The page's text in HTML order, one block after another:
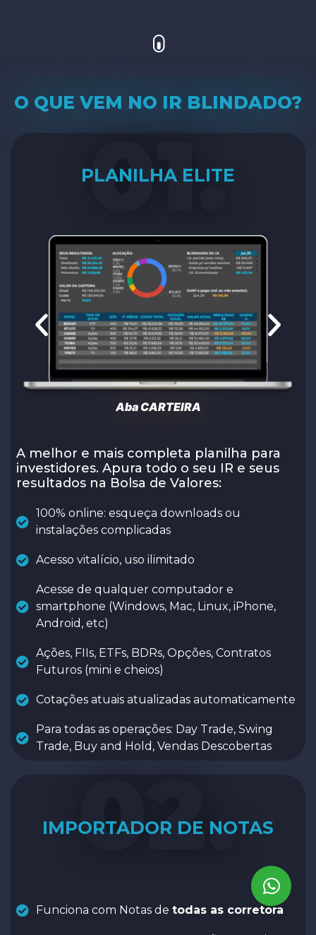
O QUE VEM NO IR BLINDADO?
01.
PLANILHA ELITE
Aba CARTEIRA
A melhor e mais completa planilha para
investidores. Apura todo o seu IR e seus
resultados na Bolsa de Valores:
100% online: esqueça downloads ou
instalações complicadas
Acesso vitalício, uso ilimitado
Acesse de qualquer computador e
smartphone (Windows, Mac, Linux, iPhone,
Android, etc)
Ações, FIIs, ETFs, BDRs, Opções, Contratos
Futuros (mini e cheios)
Cotações atuais atualizadas automaticamente
Para todas as operações: Day Trade, Swing
Trade, Buy and Hold, Vendas Descobertas
02.
IMPORTADOR DE NOTAS
Funciona com Notas de todas as corretora